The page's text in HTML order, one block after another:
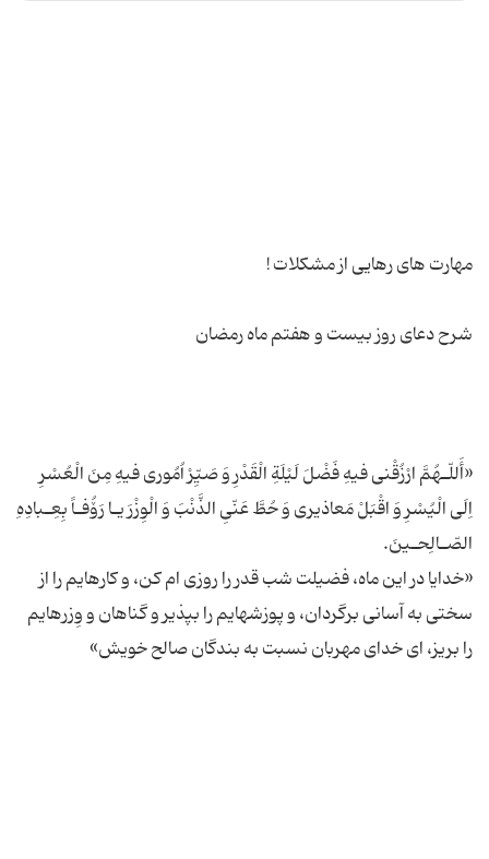
«أَللّـهُمَّ ارْزُقْنى فیهِ فَضْلَ لَیْلَةِ الْقَدْرِ وَ صَیِّرْ اُمُورى فیهِ مِنَ الْعُسْرِ
اِلَى الْیُسْرِ وَ اقْبَلْ مَعاذیرى وَ حُطَّ عَنّىِ الذَّنْبَ وَ الْوِزْرَ یـا رَۆُفـاً بِعِـبادِهِ
«خدایا در این ماه، فضیلت شب قدر را روزی ام كن، و كارهایم را از
سختى به آسانى برگردان، و پوزشهایم را بپذیر و گناهان و وِزرهایم